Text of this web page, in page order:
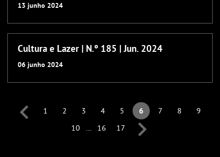
13 junho 2024
Cultura e Lazer | N.º 185 | Jun. 2024
06 junho 2024
1 2 3 4 5 6 7 8
9
10
... 16 17